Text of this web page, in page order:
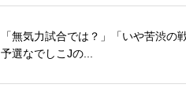
「無気力試合では？」「いや苦渋の
予選なでしこJの...